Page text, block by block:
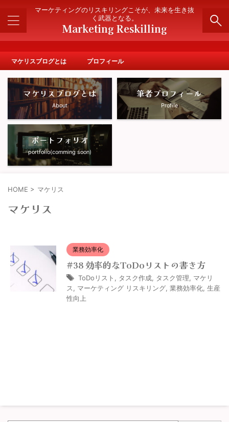
マーケティングのリスキリングこそが、未来を生き抜
く武器となる。
Marketing Reskilling
マケリスブログとは プロフィール
マケリスブログとは
About
筆者プロフィール
Profile
ポートフォリオ
portfolio(comming soon)
HOME > マケリス
マケリス
業務効率化
#38 効率的なToDoリストの書き方
ToDoリスト , タスク作成, タスク管理, マケリ
ス , マーケティング リスキリング, 業務効率化, 生産
性向上